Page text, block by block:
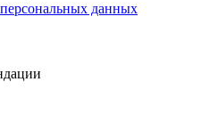
данных